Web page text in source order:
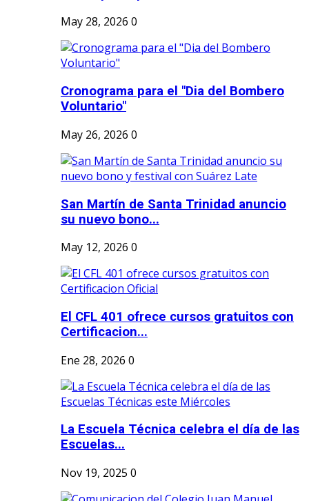
May 28, 2026 0
Cronograma para el "Dia del Bombero
Voluntario"
May 26, 2026 0
San Martín de Santa Trinidad anuncio
su nuevo bono...
May 12, 2026 0
El CFL 401 ofrece cursos gratuitos con
Certificacion...
Ene 28, 2026 0
La Escuela Técnica celebra el día de las
Escuelas...
Nov 19, 2025 0